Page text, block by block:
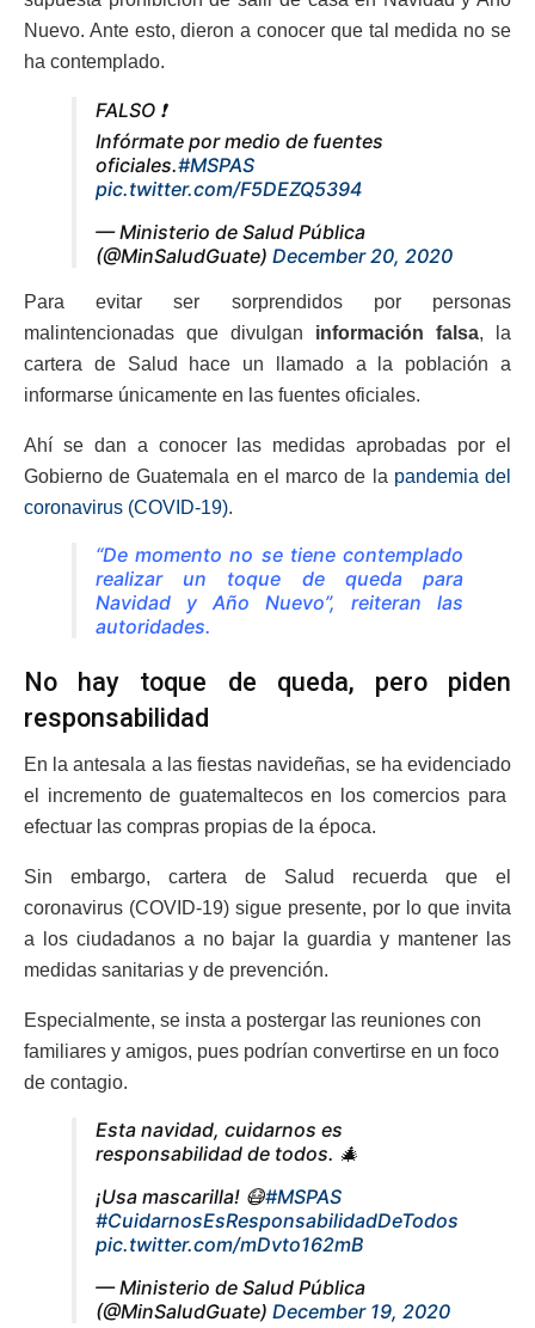
Nuevo. Ante esto, dieron a conocer que tal medida no se
ha contemplado.
FALSO ❗️
Infórmate por medio de fuentes
oficiales.#MSPAS
pic.twitter.com/F5DEZQ5394
— Ministerio de Salud Pública
(@MinSaludGuate) December 20, 2020
Para evitar ser sorprendidos por personas
malintencionadas que divulgan información falsa, la
cartera de Salud hace un llamado a la población a
informarse únicamente en las fuentes oficiales.
Ahí se dan a conocer las medidas aprobadas por el
Gobierno de Guatemala en el marco de la pandemia del
coronavirus (COVID-19).
“De momento no se tiene contemplado
realizar un toque de queda para
Navidad y Año Nuevo”, reiteran las
autoridades.
No hay toque de queda, pero piden
responsabilidad
En la antesala a las fiestas navideñas, se ha evidenciado
el incremento de guatemaltecos en los comercios para
efectuar las compras propias de la época.
Sin embargo, cartera de Salud recuerda que el
coronavirus (COVID-19) sigue presente, por lo que invita
a los ciudadanos a no bajar la guardia y mantener las
medidas sanitarias y de prevención.
Especialmente, se insta a postergar las reuniones con
familiares y amigos, pues podrían convertirse en un foco
de contagio.
Esta navidad, cuidarnos es
responsabilidad de todos. 🎄
¡Usa mascarilla! 😷#MSPAS
#CuidarnosEsResponsabilidadDeTodos
pic.twitter.com/mDvto162mB
— Ministerio de Salud Pública
(@MinSaludGuate) December 19, 2020